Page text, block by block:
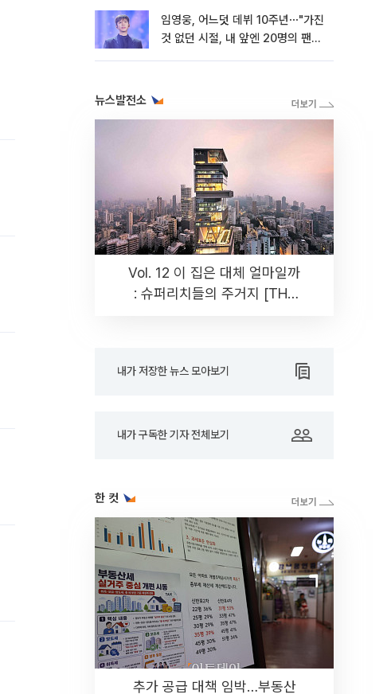
임영웅, 어느덧 데뷔 10주년⋯"가진
것 없던 시절, 내 앞엔 20명의 팬
뉴스발전소
Vol. 12 이 집은 대체 얼마일까
: 슈퍼리치들의 주거지 [THE
내가 저장한 뉴스 모아보기
내가 구독한 기자 전체보기
한 컷
추가 공급 대책 임박…부동산